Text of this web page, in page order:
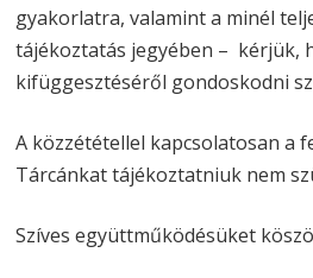
gyakorlatra, valamint a minél
tájékoztatás jegyében – kérjük,
kifüggesztéséről gondoskodni
A közzététellel kapcsolatosan a
Tárcánkat tájékoztatniuk nem
Szíves együttműködésüket